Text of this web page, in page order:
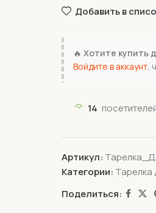
Добавить в
🔥 Хотите купить
Войдите в аккаунт,
14
Артикул:
Категории: Тарелка
Поделиться: